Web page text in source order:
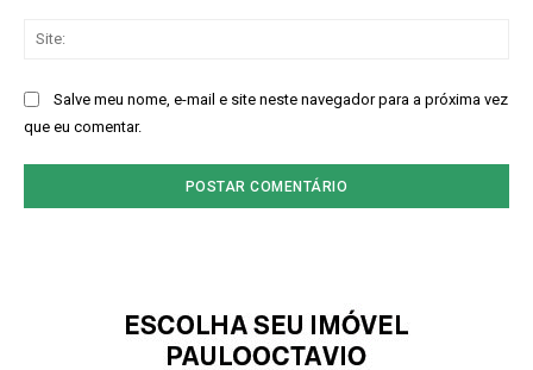
Salve meu nome, e-mail e site neste navegador para a próxima vez
que eu comentar.